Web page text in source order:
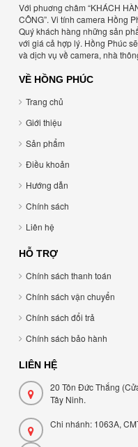
Với phuơng châm “KHÁCH
CÔNG”. Vi tính camera Hồng
Quý khách hàng những sản
với giá cả hợp lý. Hồng Phúc
và dịch vụ về camera, nhà
VỀ HỒNG PHÚC
Trang chủ
Giới thiệu
Sản phẩm
Điều khoản
Hướng dẫn
Chính sách
Liên hệ
HỖ TRỢ
Chính sách thanh toán
Chính sách vận chuyển
Chính sách đổi trả
Chính sách bảo hành
LIÊN HỆ
20 Tôn Đức Thắng
Tây Ninh.
Chi nhánh: 1063A,